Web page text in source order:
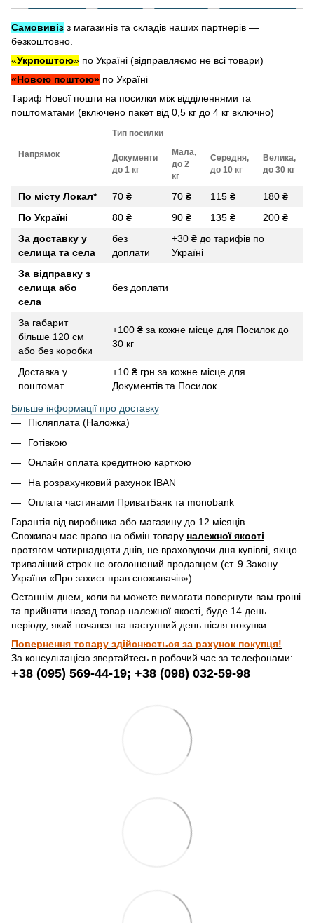
Самовивіз з магазинів та складів наших партнерів —
безкоштовно.
«Укрпоштою» по Україні (відправляємо не всі товари)
«Новою поштою» по Україні
Тариф Нової пошти на посилки між відділеннями та
поштоматами (включено пакет від 0,5 кг до 4 кг включно)
Напрямок
Тип посилки
Документи
до 1 кг
Мала,
до 2
кг
Середня,
до 10 кг
Велика,
до 30 кг
По місту Локал* 70 ₴ 70 ₴ 115 ₴
180 ₴
По Україні
80 ₴ 90 ₴ 135 ₴
200 ₴
За доставку у
селища та села
без
доплати
+30 ₴ до тарифів по
Україні
За відправку з
селища або
села
без доплати
За габарит
більше 120 см
або без коробки
+100 ₴ за кожне місце для Посилок до
30 кг
Доставка у
поштомат
+10 ₴ грн за кожне місце для
Документів та Посилок
Більше інформації про доставку
Післяплата (Наложка)
Готівкою
Онлайн оплата кредитною карткою
На розрахунковий рахунок IBAN
Оплата частинами ПриватБанк та monobank
Гарантія від виробника або магазину до 12 місяців.
Споживач має право на обмін товару належної якості
протягом чотирнадцяти днів, не враховуючи дня купівлі, якщо
триваліший строк не оголошений продавцем (ст. 9 Закону
України «Про захист прав споживачів»).
Останнім днем, коли ви можете вимагати повернути вам гроші
та прийняти назад товар належної якості, буде 14 день
періоду, який почався на наступний день після покупки.
Повернення товару здійснюється за рахунок покупця!
За консультацією звертайтесь в робочий час за телефонами:
+38 (095) 569-44-19; +38 (098) 032-59-98